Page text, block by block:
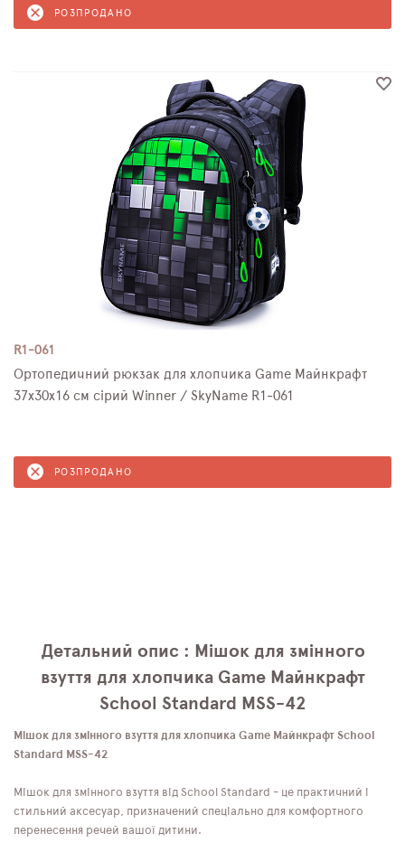
РОЗПРОДАНО
R1-061
Ортопедичний рюкзак для хлопчика Game Майнкрафт
37х30х16 см сірий Winner / SkyName R1-061
РОЗПРОДАНО
Детальний опис : Мішок для змінного
взуття для хлопчика Game Майнкрафт
School Standard MSS-42
Мішок для змінного взуття для хлопчика Game Майнкрафт School
Standard MSS-42
Мішок для змінного взуття від School Standard - це практичний і
стильний аксесуар, призначений спеціально для комфортного
перенесення речей вашої дитини.